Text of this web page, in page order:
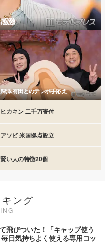
激
深澤 有田とのテンポ手応え
ヒカキン 二千万寄付
アソビ 米国拠点設立
賢い人の特徴20個
ング
飛びついた！「キャップ使う
日気持ちよく使える専用コッ